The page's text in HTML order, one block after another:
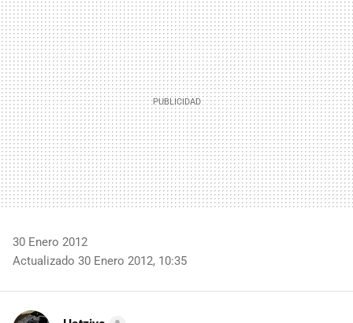
MAIL
30 Enero 2012
Actualizado 30 Enero 2012, 10:35